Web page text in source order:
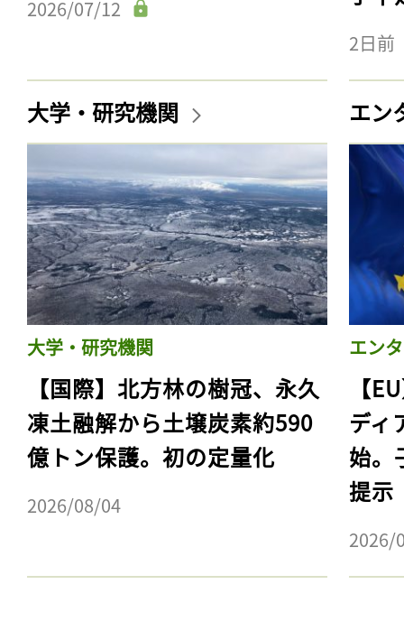
2026/07/12
2日前
大学・研究機関
大学・研究機関
【国際】北方林の樹冠、永久
凍土融解から土壌炭素約590
億トン保護。初の定量化
2026/08/04
エン
エン
【
ディ
始。
提示
2026/